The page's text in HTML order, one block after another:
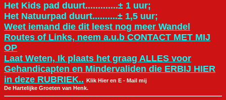
Het Kids pad duurt.............± 1 uur;
Het Natuurpad duurt..........± 1,5 uur;
Weet iemand die dit leest nog meer Wandel
Routes of Links, neem a.u.b CONTACT MET MIJ
OP
Laat Weten, Ik plaats het graag ALLES voor
Gehandicapten en Mindervaliden die ERBIJ HIER
in deze RUBRIEK.. Klik Hier en E - Mail mij
De Hartelijke Groeten van Henk.